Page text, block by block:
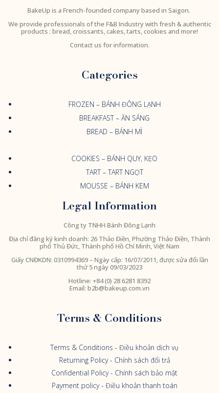
BakeUp is a French-founded company based in Saigon.
We provide professionals of the F&B Industry with fresh & authentic
products : bread, croissants, cakes, tarts, cookies and more!
Contact us for information.
Categories
FROZEN – BÁNH ĐÔNG LẠNH
BREAKFAST – ĂN SÁNG
BREAD – BÁNH MÌ
COOKIES – BÁNH QUY, KẸO
TART – TART NGỌT
MOUSSE – BÁNH KEM
Legal Information
Công ty TNHH Bánh Đông Lạnh
Địa chỉ đăng ký kinh doanh: 26 Thảo Điền, Phường Thảo Điền, Thành
phố Thủ Đức, Thành phố Hồ Chí Minh, Việt Nam
Giấy CNĐKDN: 0310994369– Ngày cấp: 16/07/2011, được sửa đổi lần
thứ 5 ngày 09/03/2023
Hotline: +84 (0) 28 6281 8392
Email: b2b@bakeup.com.vn
Terms & Conditions
Terms & Conditions - Điều khoản dịch vụ
Returning Policy - Chính sách đổi trả
Confidential Policy - Chính sách bảo mật
Payment policy - Điều khoản thanh toán